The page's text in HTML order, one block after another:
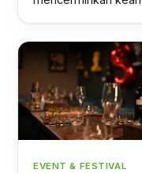
EVENT & FESTIVAL